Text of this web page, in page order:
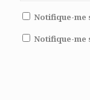
Notifique-me
Notifique-me